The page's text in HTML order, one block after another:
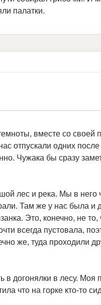
палатки.
вместе со
отпускали одних
Чужака бы сразу
лес и река. Мы в него
Там же у нас была и
Это, конечно, не
всегда пустовала,
же, туда проходили
догонялки в лесу. Моя
что на горке кто-то